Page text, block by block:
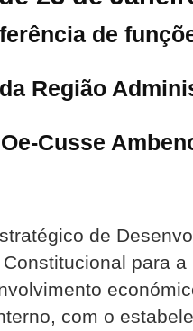
de
Região
Oe-Cusse
de
para
com o